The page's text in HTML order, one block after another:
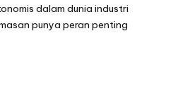
dalam dunia industri
punya peran penting